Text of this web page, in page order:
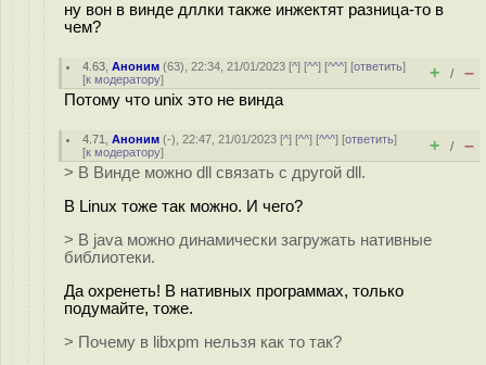
ну вон в винде дллки также инжектят разница-то в
чем?
4.63 ,Аноним (63), 22:34, 21/01/2023 [^] [^^] [^^^] [ответить]
[к модератору] + / –
Потому что unix это не винда
4.71 ,Аноним (-), 22:47, 21/01/2023 [^] [^^] [^^^] [ответить]
[к модератору] + / –
> В Винде можно dll связать с другой dll.
В Linux тоже так можно. И чего?
> В java можно динамически загружать нативные
библиотеки.
Да охренеть! В нативных программах, только
подумайте, тоже.
> Почему в libxpm нельзя как то так?